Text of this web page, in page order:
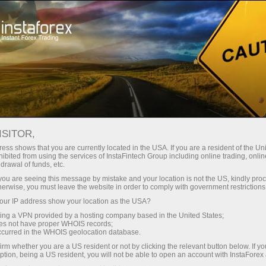
Avec InstaForex, vous accédez à
compétitives : effet de levier
jusqu’à 1:5000, parmi les meilleurs
spreads et commissions du
marché, ainsi que des conditions
avantageuses pour le trading
d’actions et d’indices.
Spreads
Bonus de 30 %
sur chaque dépôt
Vitesse
dans le trading et sur l’autoroute
shows that you are currently located in the USA. If you are a resident of the
from using the services of InstaFintech Group including online trading,
of funds, etc.
are seeing this message by mistake and your location is not the US, kindly
you must leave the website in order to comply with government
IP address show your location as the USA?
a VPN provided by a hosting company based in the United States;
not have proper WHOIS records;
in the WHOIS geolocation database.
whether you are a US resident or not by clicking the relevant button below. If
being a US resident, you will not be able to open an account with InstaForex